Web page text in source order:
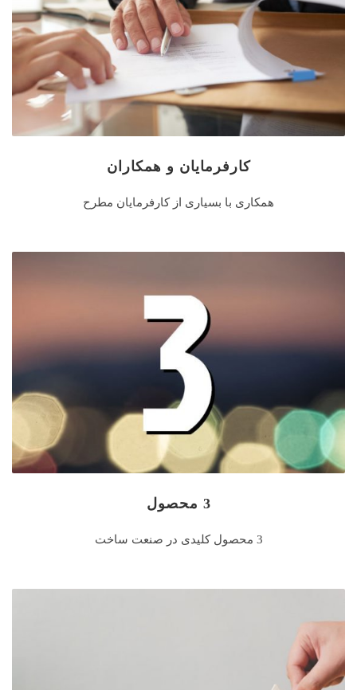
کارفرمایان و همکاران
همکاری با بسیاری از کارفرمایان مطرح
3 محصول
3 محصول کلیدی در صنعت ساخت